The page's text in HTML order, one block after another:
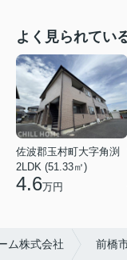
よく見られてい
佐波郡玉村町大字角渕
2LDK (51.33㎡)
4.6万円
ム株式会社 前橋